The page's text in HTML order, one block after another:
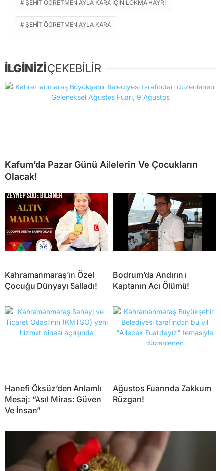
ŞEHIT ÖĞRETMEN AYLA KARA IÇIN LOKMA HAYRI
ŞEHIT ÖĞRETMEN AYLA KARA
İLGİNİZİÇEKEBİLİR
Kafum’da Pazar Günü Ailelerin Ve Çocukların
Olacak!
Kahramanmaraş’ın Özel
Çocuğu Dünyayı Salladı!
Bodrum’da Andırınlı
Kaptanın Acı Ölümü!
Hanefi Öksüz’den Anlamlı
Mesaj: “Asıl Miras: Güven
Ve İnsan”
Ağustos Fuarında Zakkum
Rüzgarı!